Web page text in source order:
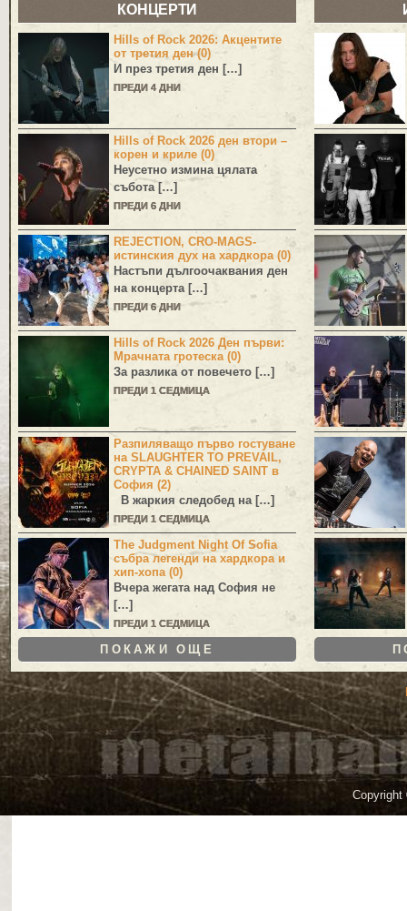
КОНЦЕРТИ
Hills of Rock 2026: Акцентите
от третия ден (0)
И през третия ден […]
ПРЕДИ 4 ДНИ
Hills of Rock 2026 ден втори –
корен и криле (0)
Неусетно измина цялата
събота […]
ПРЕДИ 6 ДНИ
REJECTION, CRO-MAGS-
истинския дух на хардкора (0)
Настъпи дългоочаквания ден
на концерта […]
ПРЕДИ 6 ДНИ
Hills of Rock 2026 Ден първи:
Мрачната гротеска (0)
За разлика от повечето […]
ПРЕДИ 1 СЕДМИЦА
Разпиляващо първо гостуване
на SLAUGHTER TO PREVAIL,
CRYPTA & CHAINED SAINT в
София (2)
В жаркия следобед на […]
ПРЕДИ 1 СЕДМИЦА
The Judgment Night Of Sofia
събра легенди на хардкора и
хип-хопа (0)
Вчера жегата над София не
[…]
ПРЕДИ 1 СЕДМИЦА
ПОКАЖИ ОЩЕ